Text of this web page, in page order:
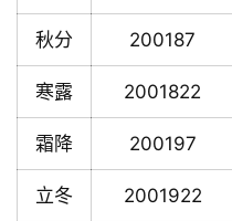
秋分 200187
寒露 2001822
霜降 200197
立冬 2001922